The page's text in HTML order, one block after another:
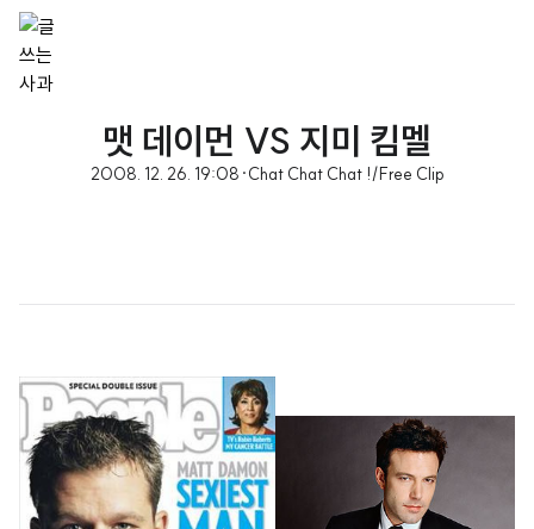
맷 데이먼 VS 지미 킴멜
2008. 12. 26. 19:08 ·Chat Chat Chat !/Free Clip